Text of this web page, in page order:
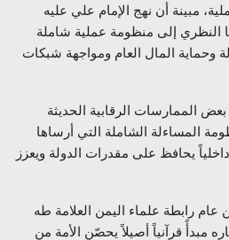
مبينة أن نهج الإمام علي عليه
النظري إلى منظومة عملية شاملة
وحماية المال العام ومواجهة شبكات
الممارسات الرقابية الحديثة
المساءلة الشاملة التي أرساها
يحافظ على مقدرات الدولة ويعزز
عام رابطة علماء اليمن العلامة طه
مبدأً قرآنياً أصيلاً يحصّن الأمة من